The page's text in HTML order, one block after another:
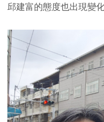
邱建富的態度也出現變化